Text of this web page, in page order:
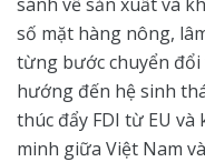
số mặt hàng nông,
từng bước chuyển
hướng đến hệ sinh
thúc đẩy FDI từ EU
minh giữa Việt Nam